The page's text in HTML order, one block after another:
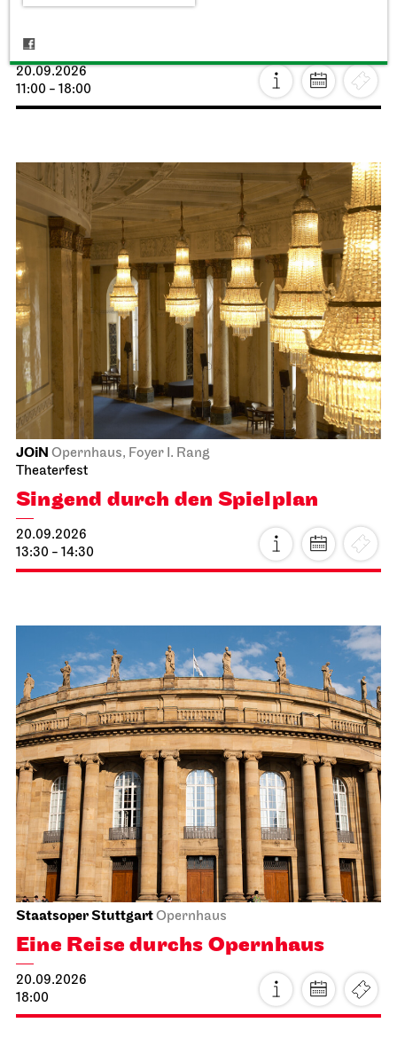
Opernvorplatz
Theaterfest am Eckensee
20.09.2026
11:00 - 18:00
JOiN Opernhaus, Foyer I. Rang
Theaterfest
Singend durch den Spielplan
20.09.2026
13:30 - 14:30
Staatsoper StuttgartOpernhaus
Eine Reise durchs Opernhaus
20.09.2026
18:00